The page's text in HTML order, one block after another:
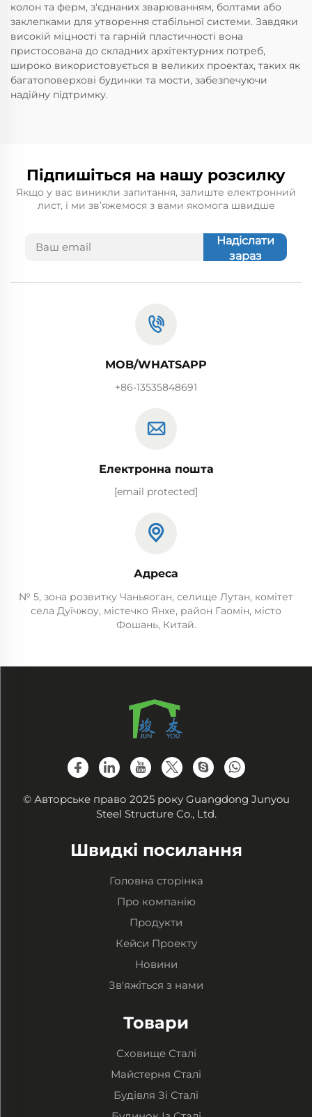
колон та ферм, з'єднаних зварюванням, болтами або
заклепками для утворення стабільної системи. Завдяки
високій міцності та гарній пластичності вона
пристосована до складних архітектурних потреб,
широко використовується в великих проектах, таких як
багатоповерхові будинки та мости, забезпечуючи
надійну підтримку.
Підпишіться на нашу розсилку
Якщо у вас виникли запитання, залиште електронний
лист, і ми зв’яжемося з вами якомога швидше
Надіслати
зараз
MOB/WHATSAPP
+86-13535848691
Електронна пошта
[email protected]
Адреса
№ 5, зона розвитку Чаньяоган, селище Лутан, комітет
села Дуїчжоу, містечко Янхе, район Гаомін, місто
Фошань, Китай.
© Авторське право 2025 року Guangdong Junyou
Steel Structure Co., Ltd.
Швидкі посилання
Головна сторінка
Про компанію
Продукти
Кейси Проекту
Новини
Зв'яжіться з нами
Товари
Сховище Сталі
Майстерня Сталі
Будівля Зі Сталі